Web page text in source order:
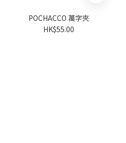
POCHACCO 萬字夾
HK$55.00